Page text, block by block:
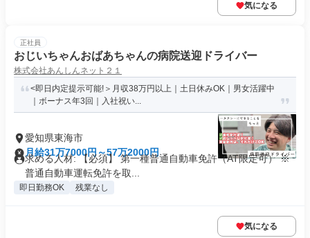
気になる
正社員
おじいちゃんおばあちゃんの病院送迎ドライバー
株式会社あんしんネット２１
<即日内定提示可能!＞月収38万円以上｜土日休みOK｜男女活躍中
｜ボーナス年3回｜入社祝い...
愛知県東海市
月給31万7000円～57万2000円
求める人材: 【必須】 第一種普通自動車免許（AT限定可） ※
普通自動車運転免許を取...
即日勤務OK 残業なし
気になる